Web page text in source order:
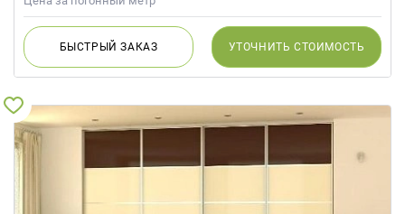
БЫСТРЫЙЗАКАЗ УТОЧНИТЬ СТОИМОСТЬ